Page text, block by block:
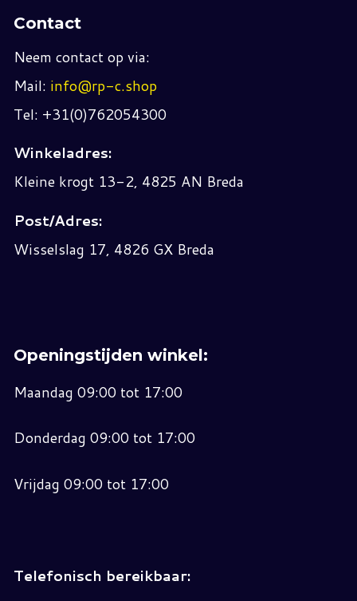
Contact
Neem contact op via:
Mail: info@rp-c.shop
Tel: +31(0)762054300
Winkeladres:
Kleine krogt 13-2, 4825 AN Breda
Post/Adres:
Wisselslag 17, 4826 GX Breda
Openingstijden winkel:
Maandag 09:00 tot 17:00
Donderdag 09:00 tot 17:00
Vrijdag 09:00 tot 17:00
Telefonisch bereikbaar: